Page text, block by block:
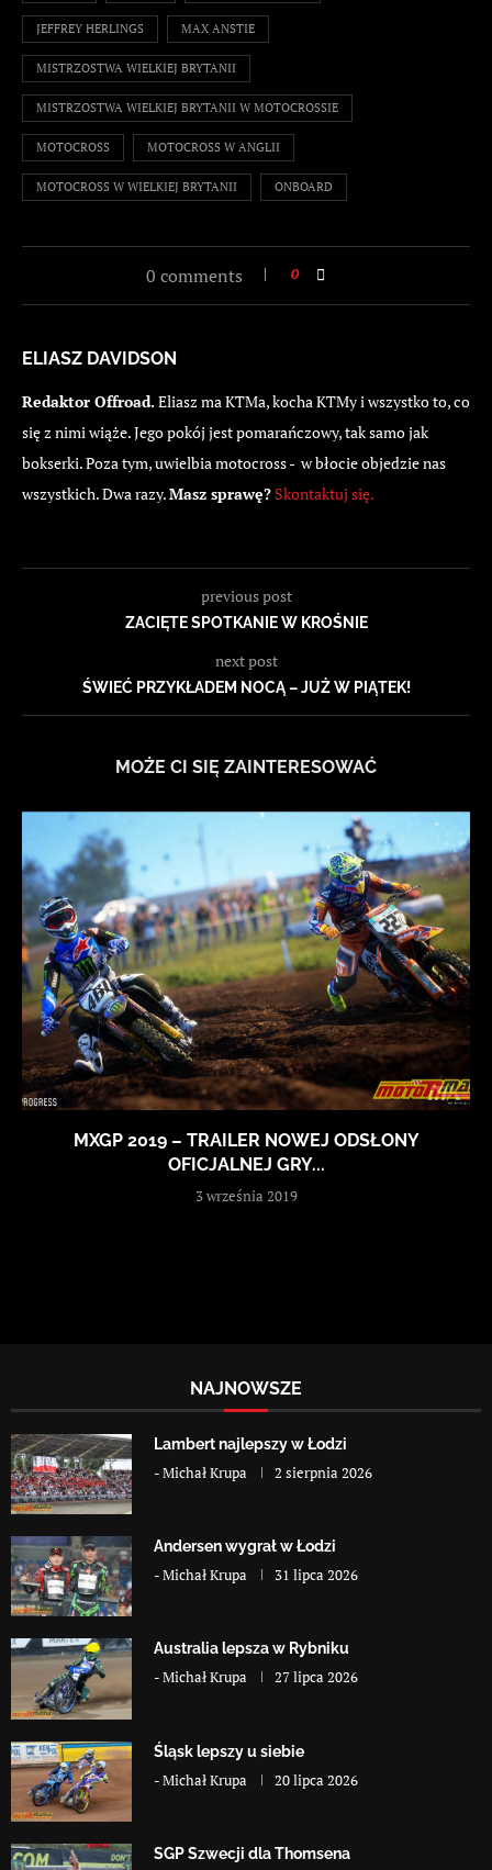
JEFFREY HERLINGS MAX ANSTIE
MISTRZOSTWA WIELKIEJ BRYTANII
MISTRZOSTWA WIELKIEJ BRYTANII W MOTOCROSSIE
MOTOCROSS MOTOCROSS W ANGLII
MOTOCROSS W WIELKIEJ BRYTANII ONBOARD
0 comments 0
ELIASZ DAVIDSON
Redaktor Offroad.Eliasz ma KTMa, kocha KTMy i wszystko to, co
się z nimi wiąże. Jego pokój jest pomarańczowy, tak samo jak
bokserki. Poza tym, uwielbia motocross - w błocie objedzie nas
wszystkich. Dwa razy.Masz sprawę? Skontaktuj się.
previous post
ZACIĘTE SPOTKANIE W KROŚNIE
next post
ŚWIEĆ PRZYKŁADEM NOCĄ – JUŻ W PIĄTEK!
MOŻE CI SIĘ ZAINTERESOWAĆ
MXGP 2019 – TRAILER NOWEJ ODSŁONY
OFICJALNEJ GRY...
3 września 2019
NAJNOWSZE
Lambert najlepszy w Łodzi
-Michał Krupa 2 sierpnia 2026
Andersen wygrał w Łodzi
-Michał Krupa 31 lipca 2026
Australia lepsza w Rybniku
-Michał Krupa 27 lipca 2026
Śląsk lepszy u siebie
-Michał Krupa 20 lipca 2026
SGP Szwecji dla Thomsena